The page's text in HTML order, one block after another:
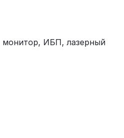
монитор, ИБП, лазерный